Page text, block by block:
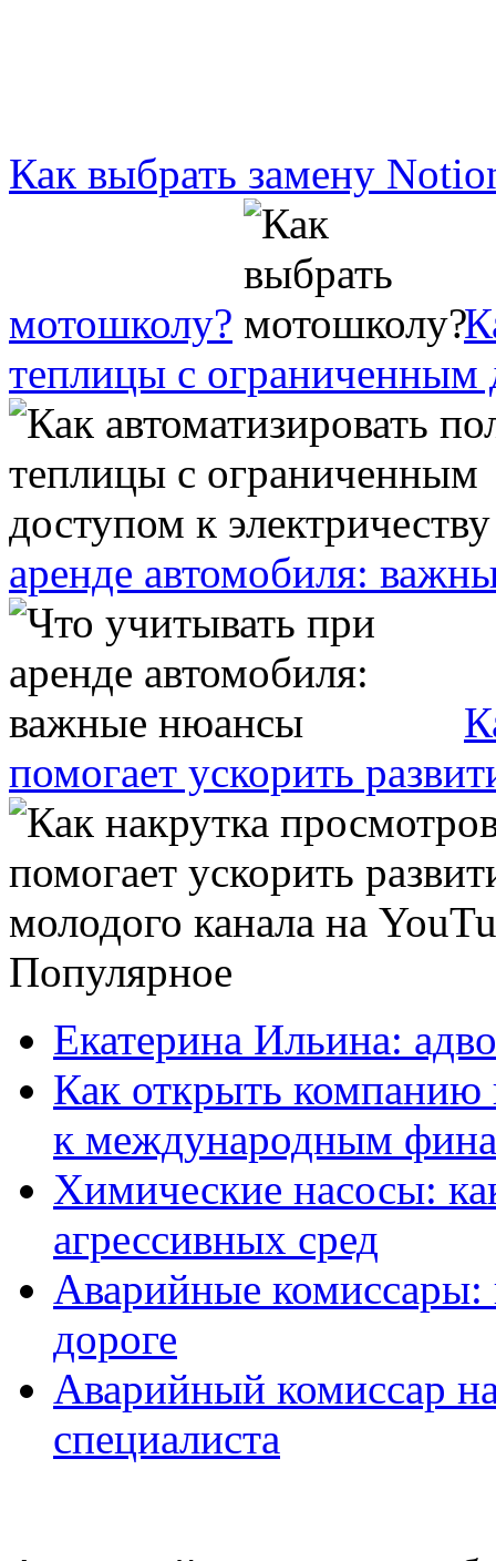
Как выбрать замену
мотошколу?
теплицы с ограниченным
аренде автомобиля:
помогает ускорить
Популярное
Екатерина Ильина:
Как открыть компанию
к международным
Химические насосы:
агрессивных сред
Аварийные
дороге
Аварийный комиссар
специалиста